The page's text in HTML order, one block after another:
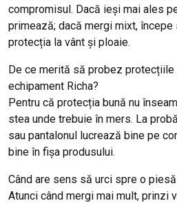
compromisul. Dacă ieși mai ales
primează; dacă mergi mixt,
protecția la vânt și ploaie.
De ce merită să probez
echipament Richa?
Pentru că protecția bună nu
stea unde trebuie în mers. La
sau pantalonul lucrează bine pe
bine în fișa produsului.
Când are sens să urci spre o
Atunci când mergi mai mult, prinzi